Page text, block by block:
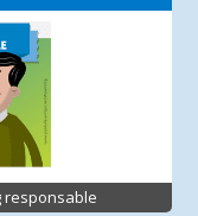
responsable